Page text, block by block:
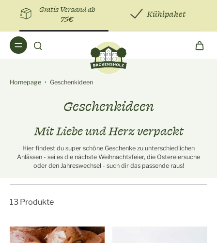
Gratis Versand ab
75€
Kühlpaket
Homepage • Geschenkideen
Geschenkideen
Mit Liebe und Herz verpackt
Hier findest du super schöne Geschenke zu unterschiedlichen
Anlässen - sei es die nächste Weihnachtsfeier, die Ostereiersuche
oder den Jahreswechsel - such dir das passende raus!
13 Produkte